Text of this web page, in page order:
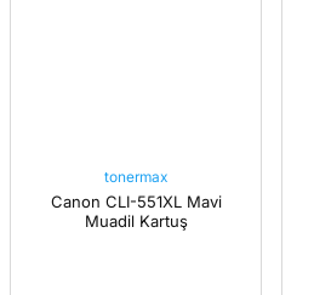
tonermax
Canon CLI-551XL Mavi
Muadil Kartuş